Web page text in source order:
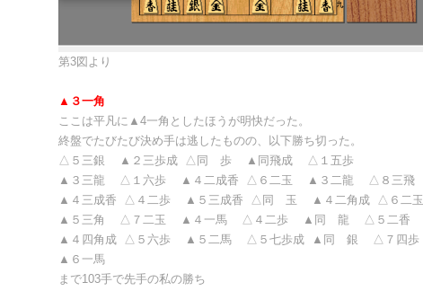
第3図より
▲３一角
ここは平凡に▲4一角としたほうが明快だった。
終盤でたびたび決め手は逃したものの、以下勝ち切った。
△５三銀 ▲２三歩成 △同 歩 ▲同飛成 △１五歩
▲３三龍 △１六歩 ▲４二成香 △６二玉 ▲３二龍 △８三飛
▲４三成香 △４二歩 ▲５三成香 △同 玉 ▲４二角成 △６二玉
▲５三角 △７二玉 ▲４一馬 △４二歩 ▲同 龍 △５二香
▲４四角成 △５六歩 ▲５二馬 △５七歩成 ▲同 銀 △７四歩
▲６一馬
まで103手で先手の私の勝ち